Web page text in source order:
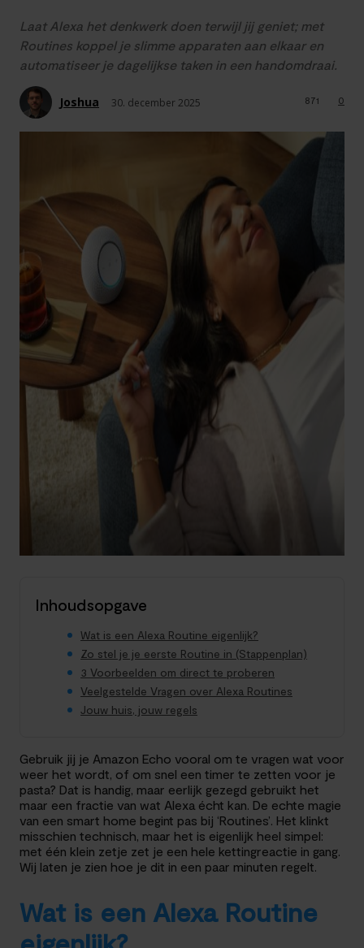
Laat Alexa het denkwerk doen terwijl jij geniet; met
Routines koppel je slimme apparaten aan elkaar en
automatiseer je dagelijkse taken in een handomdraai.
Joshua 30. december 2025 0
871
Inhoudsopgave
Wat is een Alexa Routine eigenlijk?
Zo stel je je eerste Routine in (Stappenplan)
3 Voorbeelden om direct te proberen
Veelgestelde Vragen over Alexa Routines
Jouw huis, jouw regels
Gebruik jij je Amazon Echo vooral om te vragen wat voor
weer het wordt, of om snel een timer te zetten voor je
pasta? Dat is handig, maar eerlijk gezegd gebruikt het
maar een fractie van wat Alexa écht kan. De echte magie
van een smart home begint pas bij ‘Routines’. Het klinkt
misschien technisch, maar het is eigenlijk heel simpel:
met één klein zetje zet je een hele kettingreactie in gang.
Wij laten je zien hoe je dit in een paar minuten regelt.
Wat is een Alexa Routine